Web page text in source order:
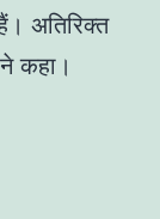
अतिरिक्त
कहा।